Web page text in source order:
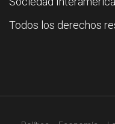
Todos los derechos